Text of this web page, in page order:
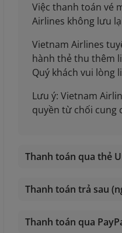
Việc thanh toán vé
Airlines không lưu
Vietnam Airlines
hành thẻ thu thêm
Quý khách vui lòng
Lưu ý: Vietnam
quyền từ chối cung
Thanh toán qua thẻ
Thanh toán trả sau
Thanh toán qua